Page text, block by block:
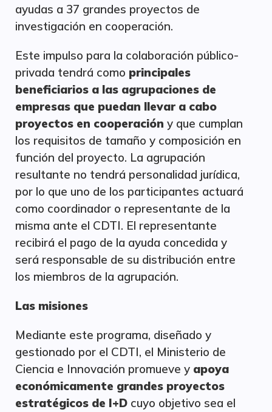
ayudas a 37 grandes proyectos de
investigación en cooperación.
Este impulso para la colaboración público-
privada tendrá como principales
beneficiarios a las agrupaciones de
empresas que puedan llevar a cabo
proyectos en cooperación y que cumplan
los requisitos de tamaño y composición en
función del proyecto. La agrupación
resultante no tendrá personalidad jurídica,
por lo que uno de los participantes actuará
como coordinador o representante de la
misma ante el CDTI. El representante
recibirá el pago de la ayuda concedida y
será responsable de su distribución entre
los miembros de la agrupación.
Las misiones
Mediante este programa, diseñado y
gestionado por el CDTI, el Ministerio de
Ciencia e Innovación promueve y apoya
económicamente grandes proyectos
estratégicos de I+D cuyo objetivo sea el